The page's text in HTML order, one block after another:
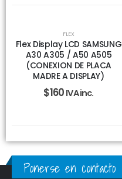
FLEX
Flex Display LCD SAMSUNG
A30 A305 / A50 A505
(CONEXION DE PLACA
MADRE A DISPLAY)
$160 IVA inc.
Ponerse en contacto